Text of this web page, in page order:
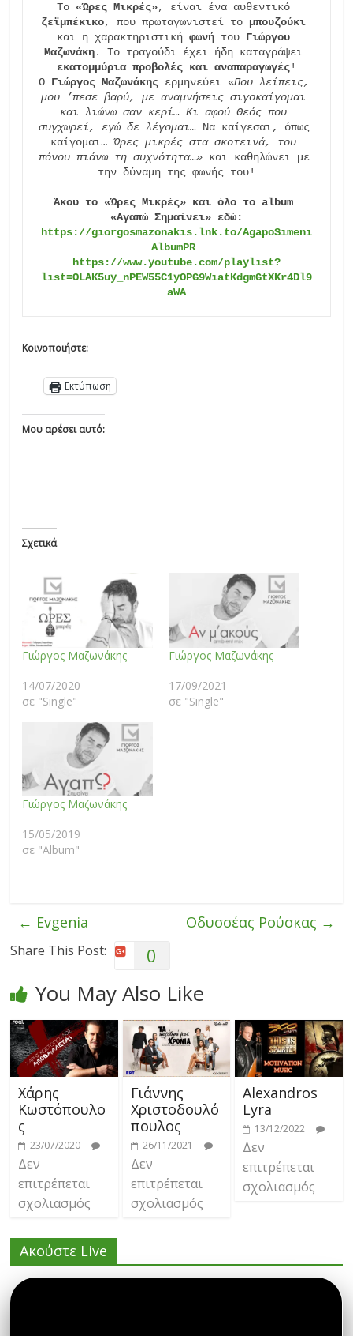
Το «Ώρες Μικρές»
, είναι ένα αυθεντικό
ζεϊμπέκικο, που πρωταγωνιστεί το μπουζούκι
και η χαρακτηριστική φωνή του Γιώργου
Μαζωνάκη
. Το τραγούδι έχει ήδη καταγράψει
εκατομμύρια προβολές και αναπαραγωγές!
Ο Γιώργος Μαζωνάκης ερμηνεύει «Που λείπεις,
μου ’πεσε βαρύ, με αναμνήσεις σιγοκαίγομαι
και λιώνω σαν κερί… Κι αφού Θεός που
συγχωρεί, εγώ δε λέγομαι… Να καίγεσαι, όπως
καίγομαι… Ώρες μικρές στα σκοτεινά, του
πόνου πιάνω τη συχνότητα…» και καθηλώνει με
Άκου το «Ώρες Μικρές» και όλο το album
«Αγαπώ Σημαίνει» εδώ:
https://giorgosmazonakis.lnk.to/AgapoSimeni
AlbumPR
https://www.youtube.com/playlist?
list=OLAK5uy_nPEW55C1yOPG9WiatKdgmGtXKr4Dl9
aWA
Κοινοποιήστε:
Εκτύπωση
Μου αρέσει αυτό:
Σχετικά
Γιώργος Μαζωνάκης
14/07/2020
σε "Single"
Γιώργος Μαζωνάκης
17/09/2021
σε "Single"
Γιώργος Μαζωνάκης
15/05/2019
σε "Album"
← Evgenia Οδυσσέας Ρούσκας →
Share This Post: 0
You May Also Like
Χάρης
Κωστόπουλο
ς
23/07/2020
Δεν
επιτρέπεται
σχολιασμός
Γιάννης
Χριστοδουλό
πουλος
26/11/2021
Δεν
επιτρέπεται
σχολιασμός
Alexandros
Lyra
13/12/2022
Δεν
επιτρέπεται
σχολιασμός
Ακούστε Live